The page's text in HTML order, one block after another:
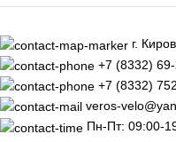
г.
+7 (8332)
+7 (8332)
veros-
Пн-Пт: 09:00-